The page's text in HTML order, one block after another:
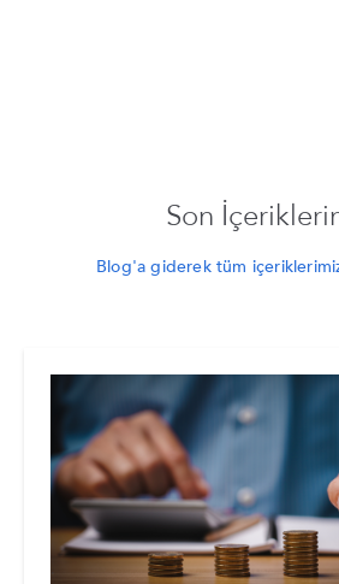
Son
Blog'a giderek tüm